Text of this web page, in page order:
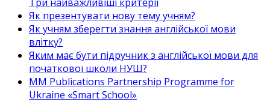
Як презентувати нову тему учням?
Як учням зберегти знання англійської мови
влітку?
Яким має бути підручник з англійської мови для
початкової школи НУШ?
MM Publications Partnership Programme for
Ukraine «Smart School»